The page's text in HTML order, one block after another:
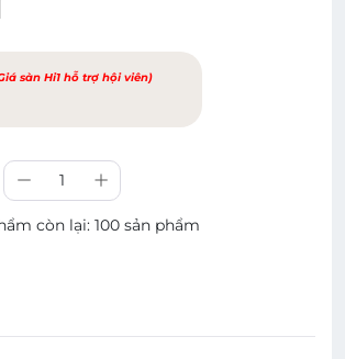
sàn Hi1 hỗ trợ hội viên)
1
còn lại: 100 sản phẩm